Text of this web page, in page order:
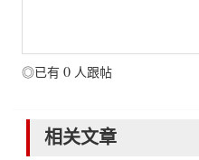
◎已有 0 人跟帖
相关文章